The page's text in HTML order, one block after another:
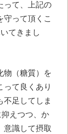
って、上記の
守って頂くこ
てきまし
物（糖質）を
って良くあり
不足してしま
えつつ、か
意識して摂取